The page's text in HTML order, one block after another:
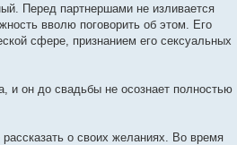
Перед партнершами не изливается
вволю поговорить об этом. Его
сфере, признанием его сексуальных
и он до свадьбы не осознает полностью
о своих желаниях. Во время